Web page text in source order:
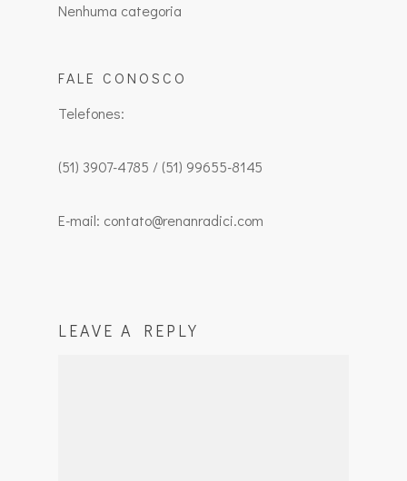
Nenhuma categoria
FALE CONOSCO
Telefones:
(51) 3907-4785 / (51) 99655-8145
E-mail: contato@renanradici.com
LEAVE A REPLY